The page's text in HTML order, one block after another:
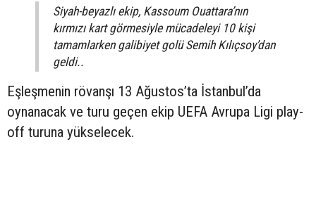
Siyah-beyazlı ekip, Kassoum Ouattara’nın
kırmızı kart görmesiyle mücadeleyi 10 kişi
tamamlarken galibiyet golü Semih Kılıçsoy’dan
geldi..
Eşleşmenin rövanşı 13 Ağustos’ta İstanbul’da
oynanacak ve turu geçen ekip UEFA Avrupa Ligi play-
off turuna yükselecek.